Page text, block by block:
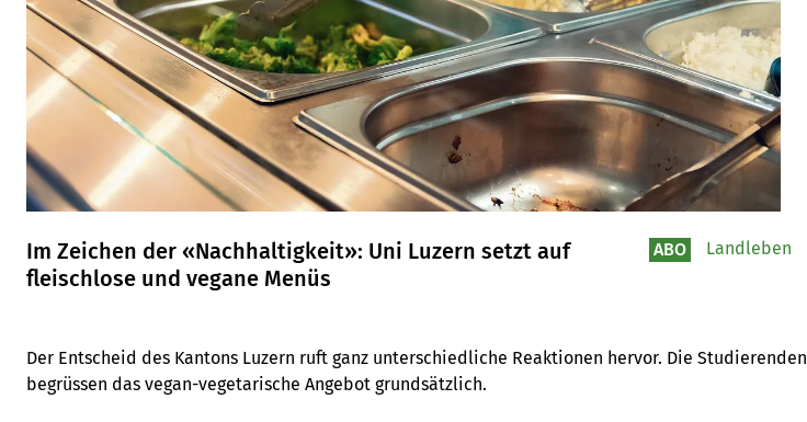
Im Zeichen der «Nachhaltigkeit»: Uni Luzern setzt auf
fleischlose und vegane Menüs
Der Entscheid des Kantons Luzern ruft ganz unterschiedliche Reaktionen hervor. Die Studierenden
begrüssen das vegan-vegetarische Angebot grundsätzlich.
ABO Landleben